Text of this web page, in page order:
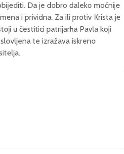
Da je dobro daleko moćnije
i prividna. Za ili protiv Krista je
u čestitici patrijarha Pavla koji
te izražava iskreno